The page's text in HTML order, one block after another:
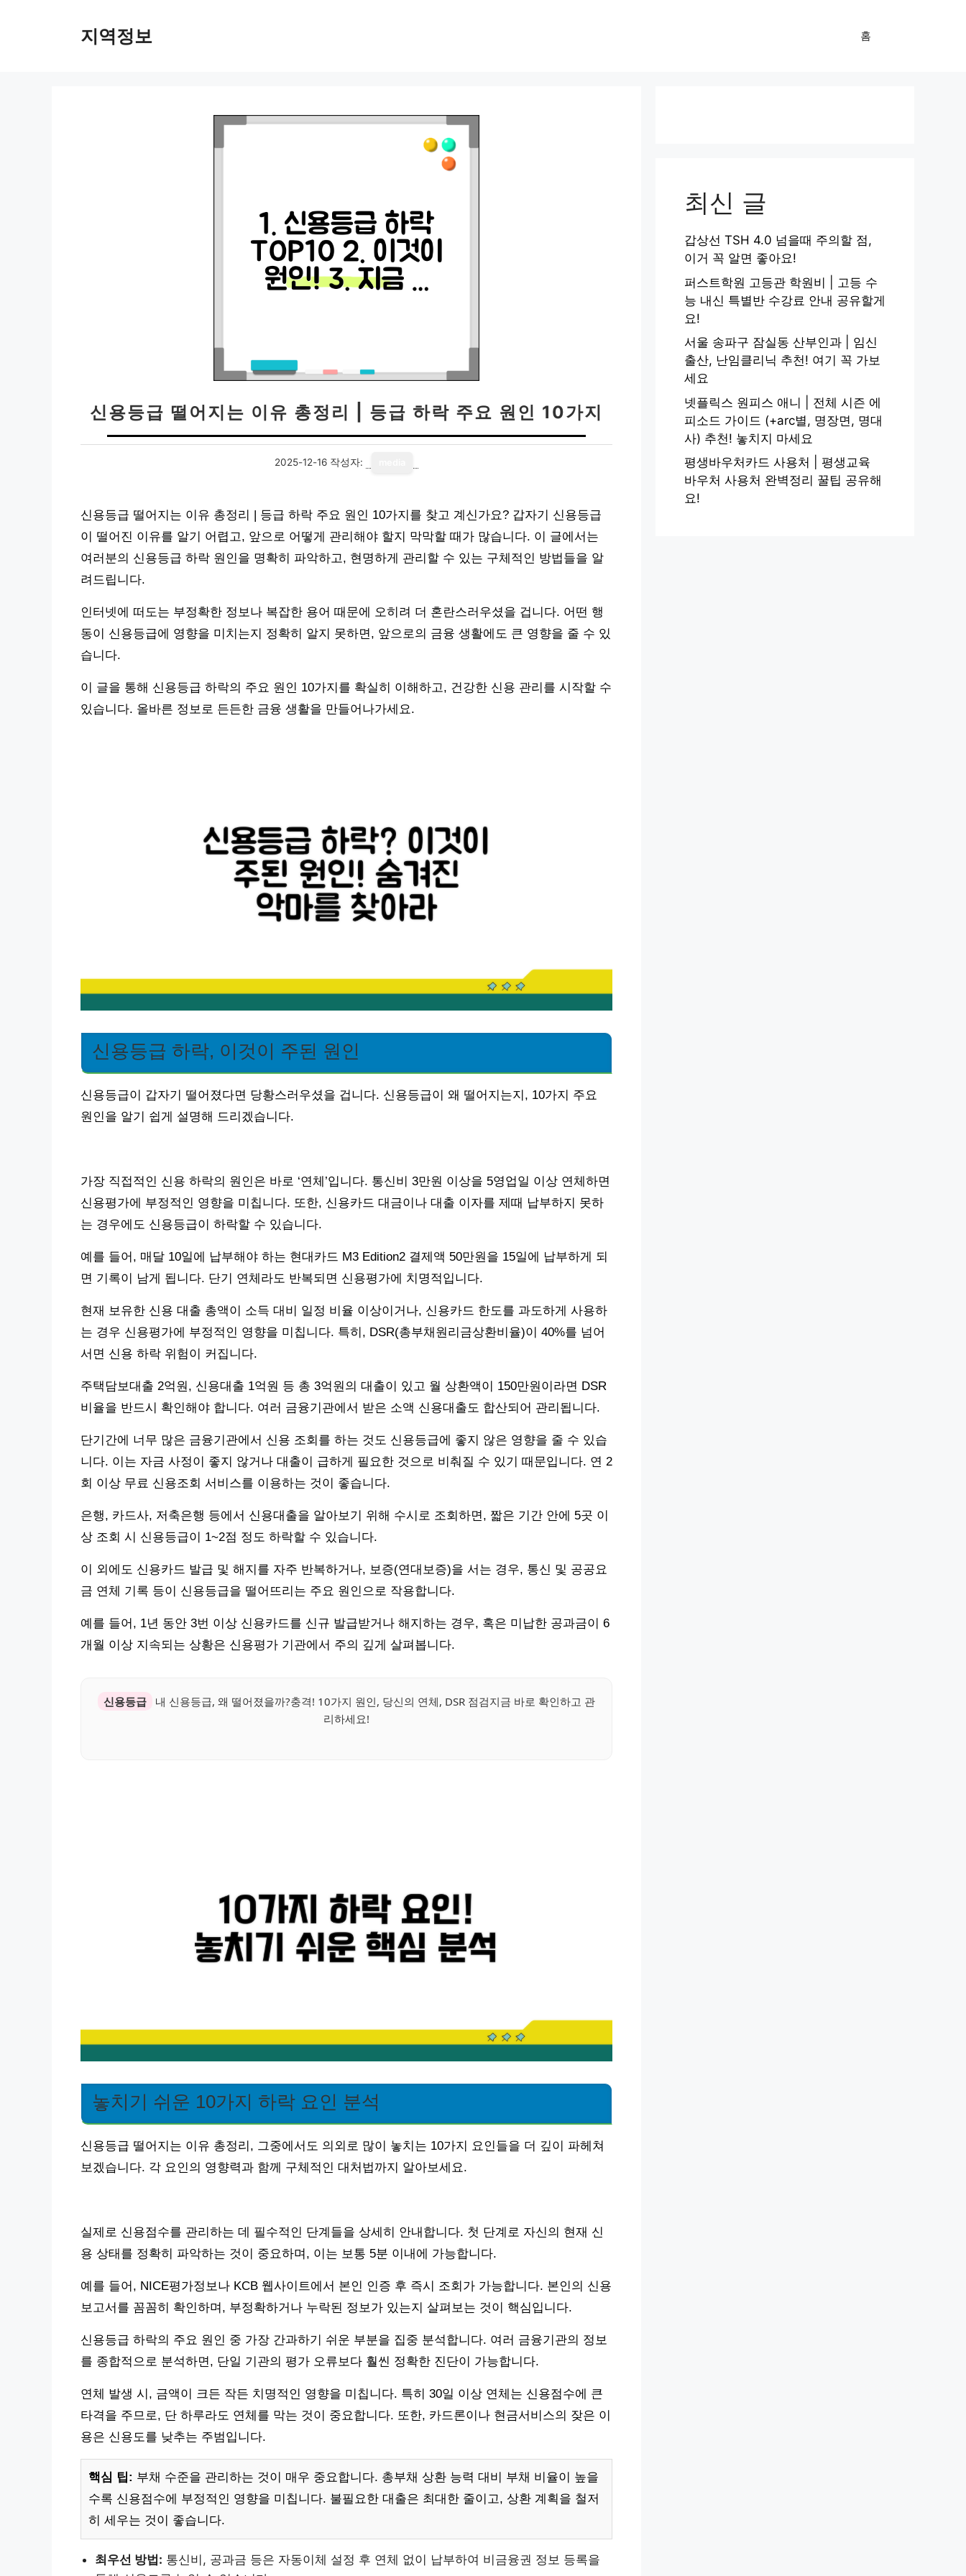
지역정보 홈
신용등급 떨어지는 이유 총정리 | 등급 하락 주요 원인 10가지
2025-12-16 작성자:
신용등급 떨어지는 이유 총정리 | 등급 하락 주요 원인 10가지를 찾고 계신가요? 갑자기 신용등급
이 떨어진 이유를 알기 어렵고, 앞으로 어떻게 관리해야 할지 막막할 때가 많습니다. 이 글에서는
여러분의 신용등급 하락 원인을 명확히 파악하고, 현명하게 관리할 수 있는 구체적인 방법들을 알
려드립니다.
인터넷에 떠도는 부정확한 정보나 복잡한 용어 때문에 오히려 더 혼란스러우셨을 겁니다. 어떤 행
동이 신용등급에 영향을 미치는지 정확히 알지 못하면, 앞으로의 금융 생활에도 큰 영향을 줄 수 있
습니다.
이 글을 통해 신용등급 하락의 주요 원인 10가지를 확실히 이해하고, 건강한 신용 관리를 시작할 수
있습니다. 올바른 정보로 든든한 금융 생활을 만들어나가세요.
신용등급 하락, 이것이 주된 원인
신용등급이 갑자기 떨어졌다면 당황스러우셨을 겁니다. 신용등급이 왜 떨어지는지, 10가지 주요
원인을 알기 쉽게 설명해 드리겠습니다.
가장 직접적인 신용 하락의 원인은 바로 ‘연체’입니다. 통신비 3만원 이상을 5영업일 이상 연체하면
신용평가에 부정적인 영향을 미칩니다. 또한, 신용카드 대금이나 대출 이자를 제때 납부하지 못하
는 경우에도 신용등급이 하락할 수 있습니다.
예를 들어, 매달 10일에 납부해야 하는 현대카드 M3 Edition2 결제액 50만원을 15일에 납부하게 되
면 기록이 남게 됩니다. 단기 연체라도 반복되면 신용평가에 치명적입니다.
현재 보유한 신용 대출 총액이 소득 대비 일정 비율 이상이거나, 신용카드 한도를 과도하게 사용하
는 경우 신용평가에 부정적인 영향을 미칩니다. 특히, DSR(총부채원리금상환비율)이 40%를 넘어
서면 신용 하락 위험이 커집니다.
주택담보대출 2억원, 신용대출 1억원 등 총 3억원의 대출이 있고 월 상환액이 150만원이라면 DSR
비율을 반드시 확인해야 합니다. 여러 금융기관에서 받은 소액 신용대출도 합산되어 관리됩니다.
단기간에 너무 많은 금융기관에서 신용 조회를 하는 것도 신용등급에 좋지 않은 영향을 줄 수 있습
니다. 이는 자금 사정이 좋지 않거나 대출이 급하게 필요한 것으로 비춰질 수 있기 때문입니다. 연 2
회 이상 무료 신용조회 서비스를 이용하는 것이 좋습니다.
은행, 카드사, 저축은행 등에서 신용대출을 알아보기 위해 수시로 조회하면, 짧은 기간 안에 5곳 이
상 조회 시 신용등급이 1~2점 정도 하락할 수 있습니다.
이 외에도 신용카드 발급 및 해지를 자주 반복하거나, 보증(연대보증)을 서는 경우, 통신 및 공공요
금 연체 기록 등이 신용등급을 떨어뜨리는 주요 원인으로 작용합니다.
예를 들어, 1년 동안 3번 이상 신용카드를 신규 발급받거나 해지하는 경우, 혹은 미납한 공과금이 6
개월 이상 지속되는 상황은 신용평가 기관에서 주의 깊게 살펴봅니다.
신용등급
내 신용등급, 왜 떨어졌을까?충격! 10가지 원인, 당신의 연체, DSR 점검지금 바로 확인하고 관
리하세요!
놓치기 쉬운 10가지 하락 요인 분석
신용등급 떨어지는 이유 총정리, 그중에서도 의외로 많이 놓치는 10가지 요인들을 더 깊이 파헤쳐
보겠습니다. 각 요인의 영향력과 함께 구체적인 대처법까지 알아보세요.
실제로 신용점수를 관리하는 데 필수적인 단계들을 상세히 안내합니다. 첫 단계로 자신의 현재 신
용 상태를 정확히 파악하는 것이 중요하며, 이는 보통 5분 이내에 가능합니다.
예를 들어, NICE평가정보나 KCB 웹사이트에서 본인 인증 후 즉시 조회가 가능합니다. 본인의 신용
보고서를 꼼꼼히 확인하며, 부정확하거나 누락된 정보가 있는지 살펴보는 것이 핵심입니다.
신용등급 하락의 주요 원인 중 가장 간과하기 쉬운 부분을 집중 분석합니다. 여러 금융기관의 정보
를 종합적으로 분석하면, 단일 기관의 평가 오류보다 훨씬 정확한 진단이 가능합니다.
연체 발생 시, 금액이 크든 작든 치명적인 영향을 미칩니다. 특히 30일 이상 연체는 신용점수에 큰
타격을 주므로, 단 하루라도 연체를 막는 것이 중요합니다. 또한, 카드론이나 현금서비스의 잦은 이
용은 신용도를 낮추는 주범입니다.
핵심 팁: 부채 수준을 관리하는 것이 매우 중요합니다. 총부채 상환 능력 대비 부채 비율이 높을
수록 신용점수에 부정적인 영향을 미칩니다. 불필요한 대출은 최대한 줄이고, 상환 계획을 철저
히 세우는 것이 좋습니다.
최우선 방법: 통신비, 공과금 등은 자동이체 설정 후 연체 없이 납부하여 비금융권 정보 등록을
최신 글
갑상선 TSH 4.0 넘을때 주의할 점,
이거 꼭 알면 좋아요!
퍼스트학원 고등관 학원비 | 고등 수
능 내신 특별반 수강료 안내 공유할게
요!
서울 송파구 잠실동 산부인과 | 임신
출산, 난임클리닉 추천! 여기 꼭 가보
세요
넷플릭스 원피스 애니 | 전체 시즌 에
피소드 가이드 (+arc별, 명장면, 명대
사) 추천! 놓치지 마세요
평생바우처카드 사용처 | 평생교육
바우처 사용처 완벽정리 꿀팁 공유해
요!